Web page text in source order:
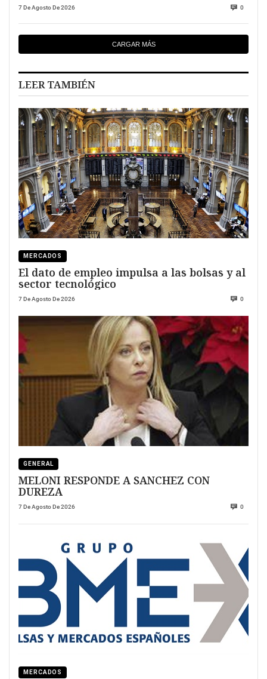
7 De Agosto De 2026 0
CARGAR MÁS
LEER TAMBIÉN
MERCADOS
El dato de empleo impulsa a las bolsas y al
sector tecnológico
7 De Agosto De 2026 0
GENERAL
MELONI RESPONDE A SANCHEZ CON
DUREZA
7 De Agosto De 2026 0
MERCADOS